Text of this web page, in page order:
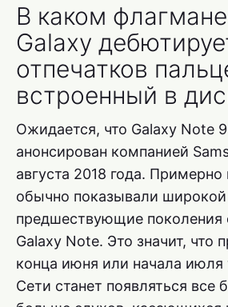
В каком
Galaxy
отпечатков
встроенный в
Ожидается, что Galaxy Note
анонсирован компанией
августа 2018 года.
обычно показывали широкой
предшествующие поколения
Galaxy Note. Это значит, что
конца июня или начала июля
Сети станет появляться все